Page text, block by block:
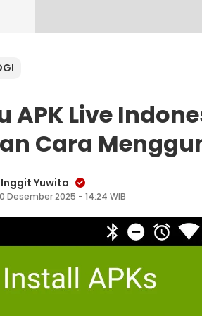
APK Live
Cara
Yuwita
Desember 2025 - 14:24 WIB